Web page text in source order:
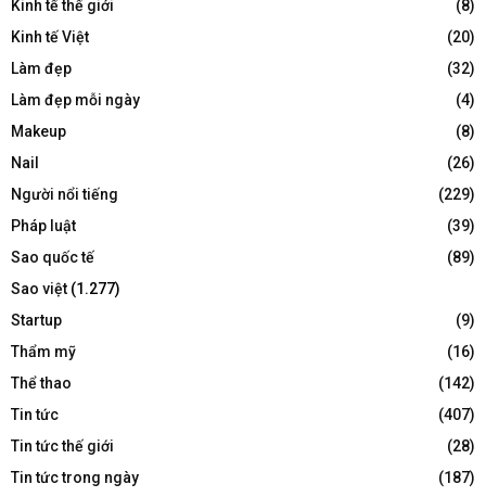
Kinh tế thế giới
(8)
Kinh tế Việt
(20)
Làm đẹp
(32)
Làm đẹp mỗi ngày
(4)
Makeup
(8)
Nail
(26)
Người nổi tiếng
(229)
Pháp luật
(39)
Sao quốc tế
(89)
Sao việt (1.277)
Startup
(9)
Thẩm mỹ
(16)
Thể thao
(142)
Tin tức
(407)
Tin tức thế giới
(28)
Tin tức trong ngày
(187)